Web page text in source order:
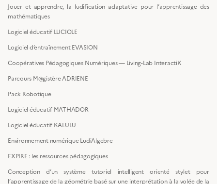
Jouer et apprendre, la ludification adaptative pour l’apprentissage des
mathématiques
Logiciel éducatif LUCIOLE
Logiciel d’entraînement EVASION
Coopératives Pédagogiques Numériques — Living-Lab InteractiK
Parcours M@gistère ADRIENE
Pack Robotique
Logiciel éducatif MATHADOR
Logiciel éducatif KALULU
Environnement numérique LudiAlgebre
EXPIRE : les ressources pédagogiques
Conception d’un système tutoriel intelligent orienté stylet pour
l’apprentissage de la géométrie basé sur une interprétation à la volée de la